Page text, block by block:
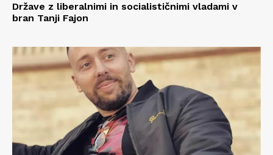
Države z liberalnimi in socialističnimi vladami v
bran Tanji Fajon